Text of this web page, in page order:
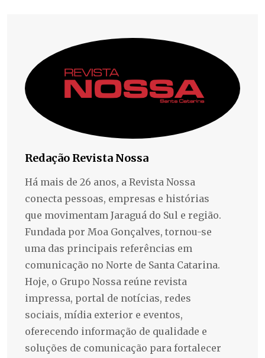
Redação Revista Nossa
Há mais de 26 anos, a Revista Nossa
conecta pessoas, empresas e histórias
que movimentam Jaraguá do Sul e região.
Fundada por Moa Gonçalves, tornou-se
uma das principais referências em
comunicação no Norte de Santa Catarina.
Hoje, o Grupo Nossa reúne revista
impressa, portal de notícias, redes
sociais, mídia exterior e eventos,
oferecendo informação de qualidade e
soluções de comunicação para fortalecer